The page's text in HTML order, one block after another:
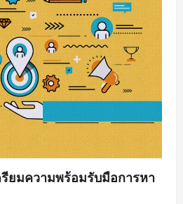
รียมความพร้อมรับมือการหา